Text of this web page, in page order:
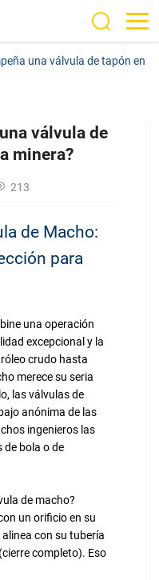
una válvula de tapón en
válvula de
minera?
213
de Macho:
para
una operación
excepcional y la
crudo hasta
merece su seria
las válvulas de
anónima de las
ingenieros las
de bola o de
de macho?
un orificio en su
con su tubería
completo). Eso